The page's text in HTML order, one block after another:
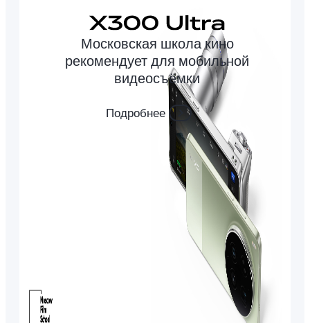
Московская школа кино
рекомендует для мобильной
видеосъёмки
Подробнее